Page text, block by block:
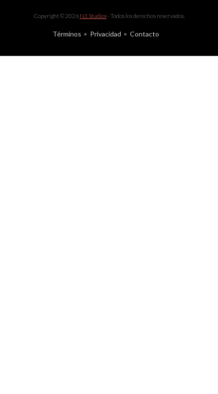
Copyright © 2026 N3 Studios- Todos los derechos reservados.
Términos Privacidad Contacto